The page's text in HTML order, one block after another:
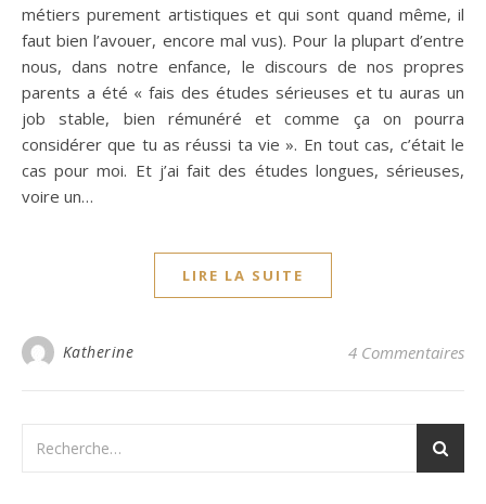
métiers purement artistiques et qui sont quand même, il
faut bien l’avouer, encore mal vus). Pour la plupart d’entre
nous, dans notre enfance, le discours de nos propres
parents a été « fais des études sérieuses et tu auras un
job stable, bien rémunéré et comme ça on pourra
considérer que tu as réussi ta vie ». En tout cas, c’était le
cas pour moi. Et j’ai fait des études longues, sérieuses,
voire un…
LIRE LA SUITE
Katherine 4 Commentaires